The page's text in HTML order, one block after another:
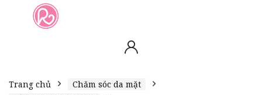
Trang chủ
Chăm sóc da mặt